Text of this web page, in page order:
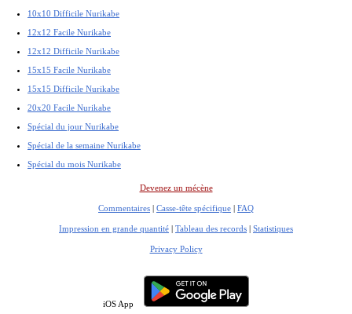
10x10 Difficile Nurikabe
12x12 Facile Nurikabe
12x12 Difficile Nurikabe
15x15 Facile Nurikabe
15x15 Difficile Nurikabe
20x20 Facile Nurikabe
Spécial du jour Nurikabe
Spécial de la semaine Nurikabe
Spécial du mois Nurikabe
Devenez un mécène
Commentaires | Casse-tête spécifique | FAQ
Impression en grande quantité | Tableau des records | Statistiques
Privacy Policy
iOS App